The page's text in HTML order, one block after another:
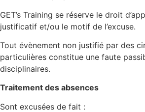
GET’s Training se réserve le droit
justificatif et/ou le motif de l’excuse.
Tout évènement non justifié par des
particulières constitue une faute
disciplinaires.
Traitement des absences
Sont excusées de fait :